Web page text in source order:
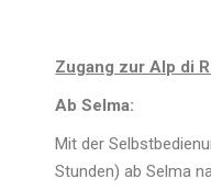
Zugang zur Alp di
Ab Selma:
Mit der
Stunden) ab Selma